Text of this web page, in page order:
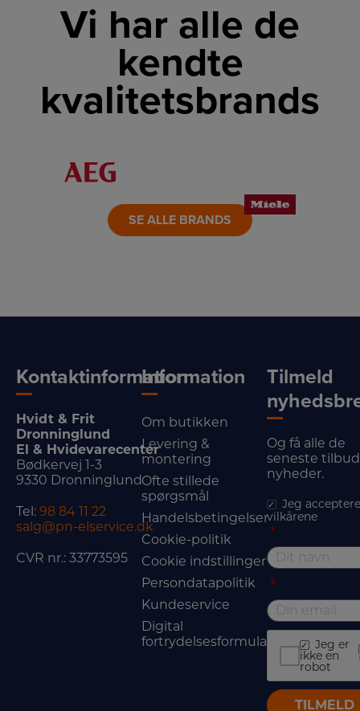
Vi har alle de
kendte
kvalitetsbrands
LINK
SE ALLE BRANDS
Kontaktinformation
Hvidt & Frit
Dronninglund
El & Hvidevarecenter
Bødkervej 1-3
9330 Dronninglund
Tel: 98 84 11 22
salg@pn-elservice.dk
CVR nr.: 33773595
Information
Om butikken
Levering &
montering
Ofte stillede
spørgsmål
Handelsbetingelser
Cookie-politik
Cookie indstillinger
Persondatapolitik
Kundeservice
Digital
fortrydelsesformular
Tilmeld
Og få alle de
seneste
nyheder.
Jeg
vilkårene
*
*
Jeg er
ikke en
robot